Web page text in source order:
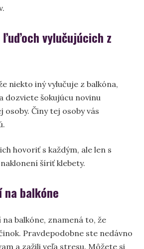
vylučujúcich z
niekto iný vylučuje z balkóna,
dozviete šokujúcu novinu
osoby. Činy tej osoby vás
hovoriť s každým, ale len s
šíriť klebety.
na balkóne
balkóne, znamená to, že
Pravdepodobne ste nedávno
a zažili veľa stresu. Môžete si